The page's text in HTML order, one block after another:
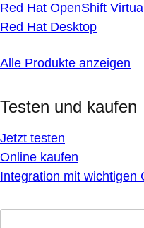
Red Hat OpenShift
Red Hat Desktop
Alle Produkte anzeigen
Testen und kaufen
Jetzt testen
Online kaufen
Integration mit wichtigen